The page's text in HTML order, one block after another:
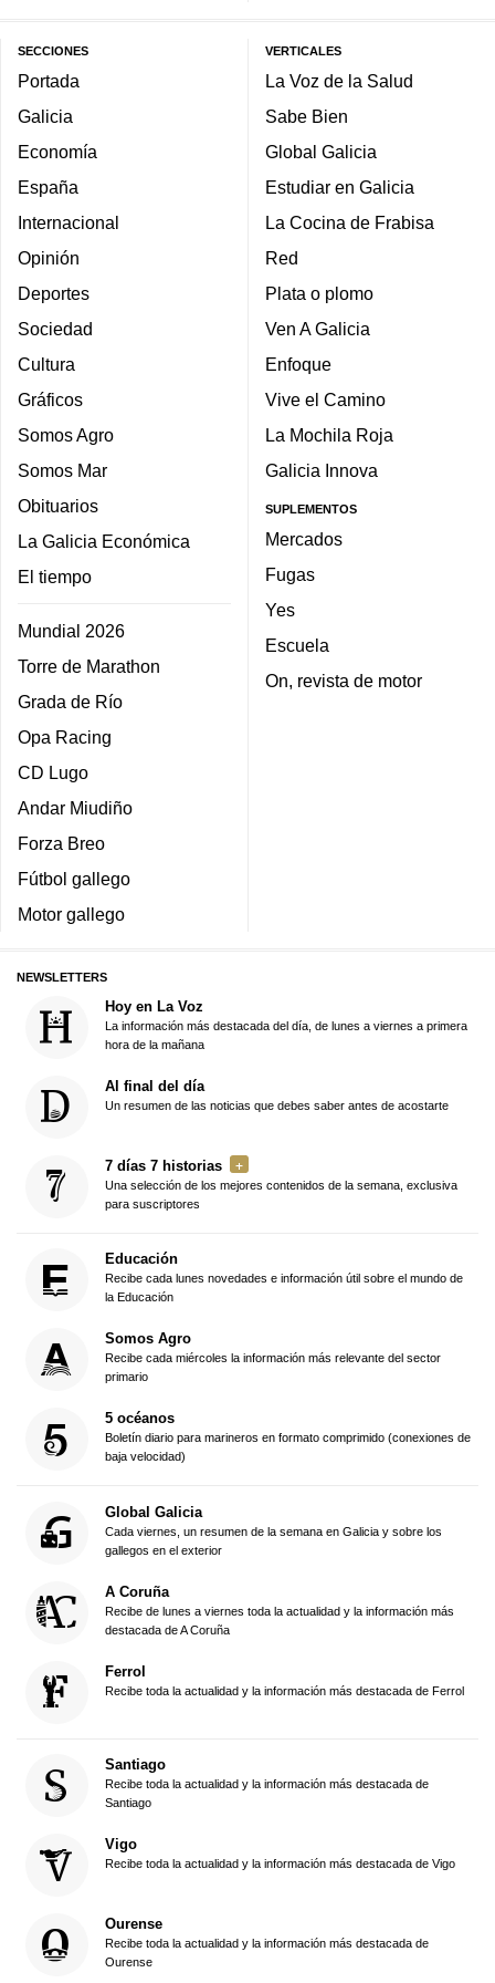
SECCIONES
Portada
Galicia
Economía
España
Internacional
Opinión
Deportes
Sociedad
Cultura
Gráficos
Somos Agro
Somos Mar
Obituarios
La Galicia Económica
El tiempo
Mundial 2026
Torre de Marathon
Grada de Río
Opa Racing
CD Lugo
Andar Miudiño
Forza Breo
Fútbol gallego
Motor gallego
VERTICALES
La Voz de la Salud
Sabe Bien
Global Galicia
Estudiar en Galicia
La Cocina de Frabisa
Red
Plata o plomo
Ven A Galicia
Enfoque
Vive el Camino
La Mochila Roja
Galicia Innova
SUPLEMENTOS
Mercados
Fugas
Yes
Escuela
On, revista de motor
NEWSLETTERS
Hoy en La Voz
La información más destacada del día, de lunes a viernes a primera
hora de la mañana
Al final del día
Un resumen de las noticias que debes saber antes de acostarte
7 días 7 historias
Una selección de los mejores contenidos de la semana, exclusiva
para suscriptores
Educación
Recibe cada lunes novedades e información útil sobre el mundo de
la Educación
Somos Agro
Recibe cada miércoles la información más relevante del sector
primario
5 océanos
Boletín diario para marineros en formato comprimido (conexiones de
baja velocidad)
Global Galicia
Cada viernes, un resumen de la semana en Galicia y sobre los
gallegos en el exterior
A Coruña
Recibe de lunes a viernes toda la actualidad y la información más
destacada de A Coruña
Ferrol
Recibe toda la actualidad y la información más destacada de Ferrol
Santiago
Recibe toda la actualidad y la información más destacada de
Santiago
Vigo
Recibe toda la actualidad y la información más destacada de Vigo
Ourense
Recibe toda la actualidad y la información más destacada de
Ourense